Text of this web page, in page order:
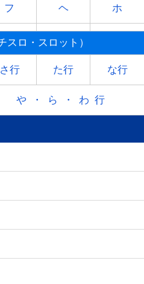
フ ヘ ホ
ム メ
ユ - ヨ
レ
ロ・スロット）
さ行 た行 な行
や・ら・わ行